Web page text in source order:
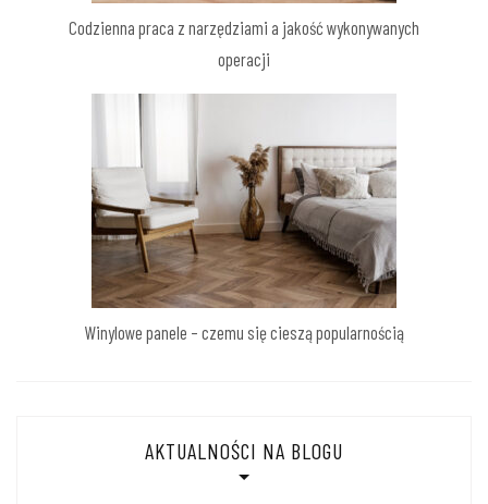
Codzienna praca z narzędziami a jakość wykonywanych
operacji
Winylowe panele – czemu się cieszą popularnością
AKTUALNOŚCI NA BLOGU